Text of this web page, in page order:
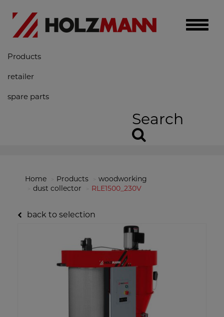
Toggle
Products
retailer
spare parts
Search
Home Products
woodworking
dust collector
RLE1500_230V
back to selection